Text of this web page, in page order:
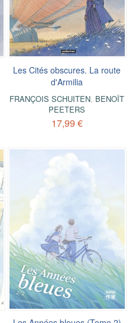
Les Cités obscures. La route
d'Armilia
FRANÇOIS SCHUITEN, BENOÎT
PEETERS
17,99 €